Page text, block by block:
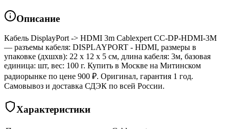
Описание
Кабель DisplayPort -> HDMI 3m Cablexpert CC-DP-HDMI-3M
— разъемы кабеля: DISPLAYPORT - HDMI, размеры в
упаковке (дхшхв): 22 x 12 x 5 см, длина кабеля: 3м, базовая
единица: шт, вес: 100 г. Купить в Москве на Митинском
радиорынке по цене 900 ₽. Оригинал, гарантия 1 год.
Самовывоз и доставка СДЭК по всей России.
Характеристики